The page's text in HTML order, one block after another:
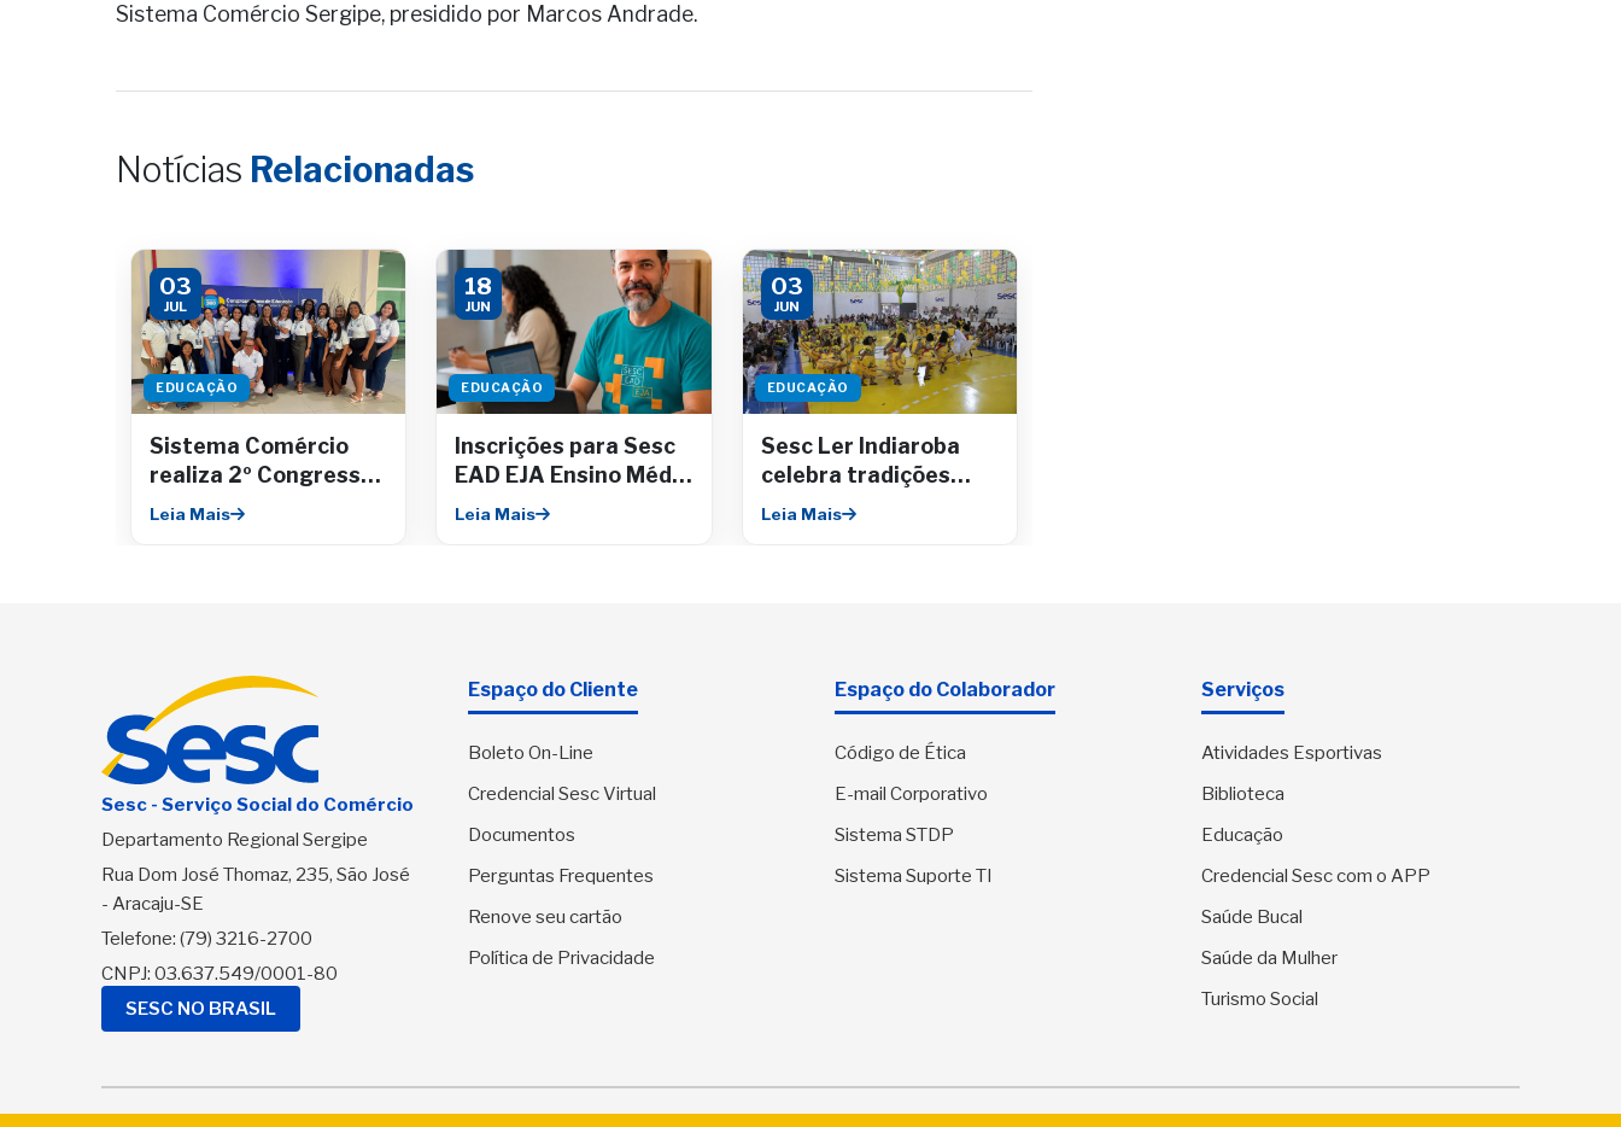
Sistema Comércio Sergipe, presidido por Marcos Andrade.
Notícias Relacionadas
03
JUL
EDUCAÇÃO
Sistema Comércio
realiza 2º Congresso
Sesc de Educação em
Leia Mais
18
JUN
EDUCAÇÃO
Inscrições para Sesc
EAD EJA Ensino Médio
e formação técnica
Leia Mais
03
JUN
EDUCAÇÃO
Sesc Ler Indiaroba
celebra tradições
juninas com
Leia Mais
Sesc - Serviço Social do Comércio
Departamento Regional Sergipe
Rua Dom José Thomaz, 235, São José
- Aracaju-SE
Telefone: (79) 3216-2700
CNPJ: 03.637.549/0001-80
SESC NO BRASIL
Espaço do Cliente
Boleto On-Line
Credencial Sesc Virtual
Documentos
Perguntas Frequentes
Renove seu cartão
Política de Privacidade
Espaço do Colaborador
Código de Ética
E-mail Corporativo
Sistema STDP
Sistema Suporte TI
Serviços
Atividades Esportivas
Biblioteca
Educação
Credencial Sesc com o APP
Saúde Bucal
Saúde da Mulher
Turismo Social